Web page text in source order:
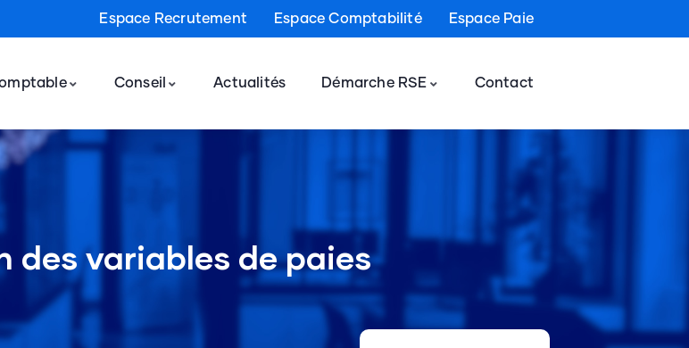
Espace Recrutement Espace Comptabilité Espace Paie
Conseil Actualités Démarche RSE Contact
des variables de paies